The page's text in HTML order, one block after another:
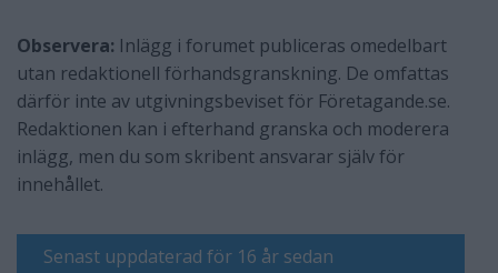
Observera: Inlägg i forumet publiceras omedelbart
utan redaktionell förhandsgranskning. De omfattas
därför inte av utgivningsbeviset för Företagande.se.
Redaktionen kan i efterhand granska och moderera
inlägg, men du som skribent ansvarar själv för
innehållet.
Senast uppdaterad för 16 år sedan